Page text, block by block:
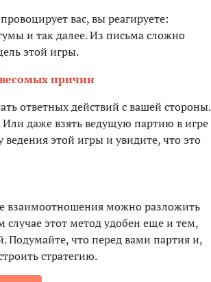
вас, вы реагируете:
и так далее. Из письма сложно
этой игры.
причин
ответных действий с вашей стороны.
даже взять ведущую партию в игре
этой игры и увидите, что это
взаимоотношения можно разложить
этот метод удобен еще и тем,
Подумайте, что перед вами партия и,
стратегию.